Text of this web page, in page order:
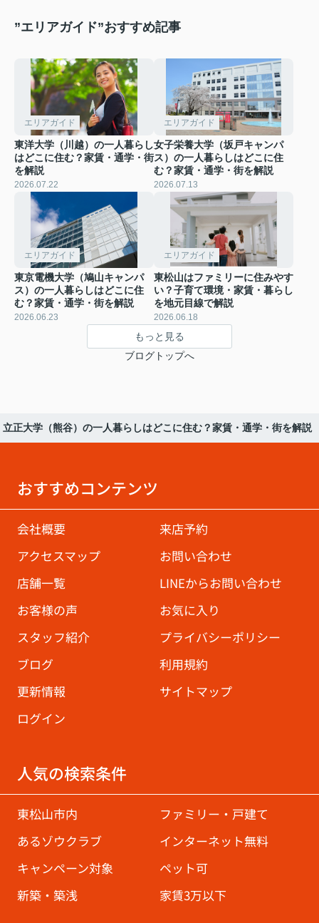
”エリアガイド”おすすめ記事
エリアガイド
東洋大学（川越）の一人暮らし
はどこに住む？家賃・通学・街
を解説
2026.07.22
エリアガイド
女子栄養大学（坂戸キャンパ
ス）の一人暮らしはどこに住
む？家賃・通学・街を解説
2026.07.13
エリアガイド
東京電機大学（鳩山キャンパ
ス）の一人暮らしはどこに住
む？家賃・通学・街を解説
2026.06.23
エリアガイド
東松山はファミリーに住みやす
い？子育て環境・家賃・暮らし
を地元目線で解説
2026.06.18
もっと見る
ブログトップへ
立正大学（熊谷）の一人暮らしはどこに住む？家賃・通学・街を解説
おすすめコンテンツ
会社概要
来店予約
アクセスマップ
お問い合わせ
店舗一覧
LINEからお問い合わせ
お客様の声
お気に入り
スタッフ紹介
プライバシーポリシー
ブログ
利用規約
更新情報
サイトマップ
ログイン
人気の検索条件
東松山市内
ファミリー・戸建て
あるゾウクラブ
インターネット無料
キャンペーン対象
ペット可
新築・築浅
家賃3万以下